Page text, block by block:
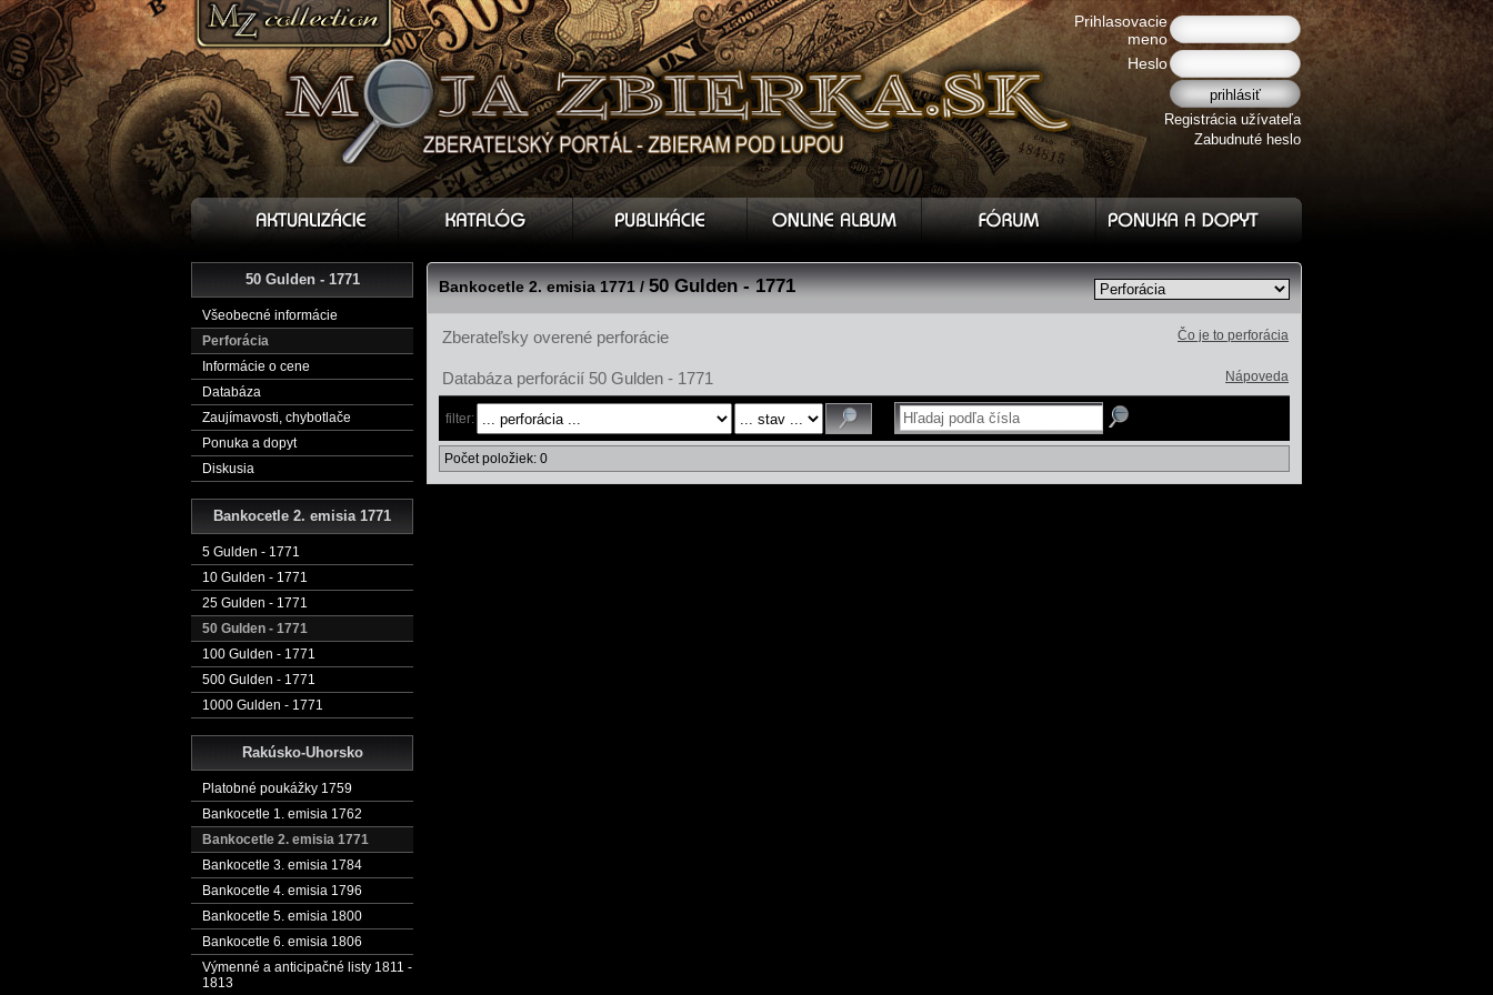
Prihlasovacie
meno
Heslo
Registrácia užívateľa
Zabudnuté heslo
50 Gulden - 1771
Všeobecné informácie
Perforácia
Informácie o cene
Databáza
Zaujímavosti, chybotlače
Ponuka a dopyt
Diskusia
Bankocetle 2. emisia 1771
5 Gulden - 1771
10 Gulden - 1771
25 Gulden - 1771
50 Gulden - 1771
100 Gulden - 1771
500 Gulden - 1771
1000 Gulden - 1771
Rakúsko-Uhorsko
Platobné poukážky 1759
Bankocetle 1. emisia 1762
Bankocetle 2. emisia 1771
Bankocetle 3. emisia 1784
Bankocetle 4. emisia 1796
Bankocetle 5. emisia 1800
Bankocetle 6. emisia 1806
Výmenné a anticipačné listy 1811 -
1813
Bankocetle 2. emisia 1771 /50 Gulden - 1771
Zberateľsky overené perforácie Čo je to perforácia
Databáza perforácií 50 Gulden - 1771 Nápoveda
filter:
Počet položiek: 0